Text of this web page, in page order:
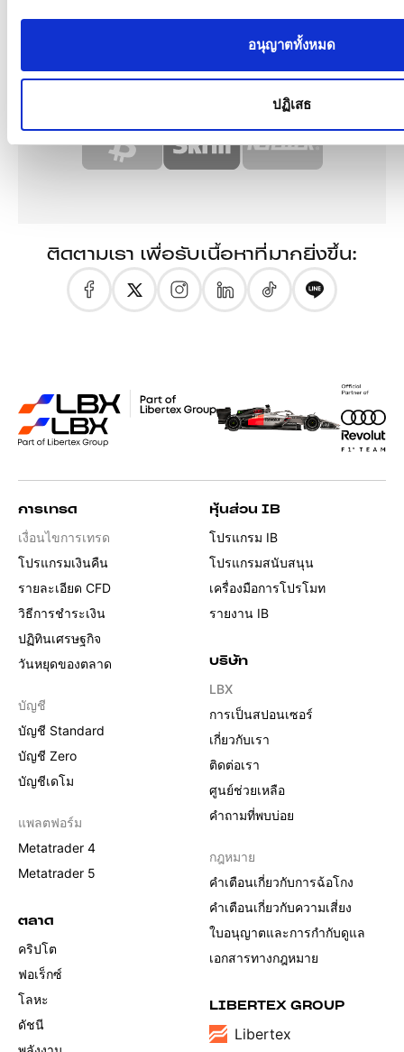
ยินยอม
อนุญาตทั้งหมด
ปฏิเสธ
ติดตามเรา เพื่อรับเนื้อหาที่มากยิ่งขึ้น:
การเทรด
เงื่อนไขการเทรด
โปรแกรมเงินคืน
รายละเอียด CFD
วิธีการชำระเงิน
ปฏิทินเศรษฐกิจ
วันหยุดของตลาด
บัญชี
บัญชี Standard
บัญชี Zero
บัญชีเดโม
แพลตฟอร์ม
Metatrader 4
Metatrader 5
ตลาด
คริปโต
ฟอเร็กซ์
โลหะ
ดัชนี
หุ้นส่วน IB
โปรแกรม IB
โปรแกรมสนับสนุน
เครื่องมือการโปรโมท
รายงาน IB
บริษัท
LBX
การเป็นสปอนเซอร์
เกี่ยวกับเรา
ติดต่อเรา
ศูนย์ช่วยเหลือ
คำถามที่พบบ่อย
กฎหมาย
คำเตือนเกี่ยวกับการฉ้อโกง
คำเตือนเกี่ยวกับความเสี่ยง
ใบอนุญาตและการกำกับดูแล
เอกสารทางกฎหมาย
LIBERTEX GROUP
Libertex